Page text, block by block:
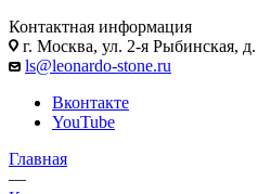
Контактная информация
г. Москва, ул. 2-я Рыбинская,
ls@leonardo-stone.ru
Вконтакте
YouTube
Главная
—